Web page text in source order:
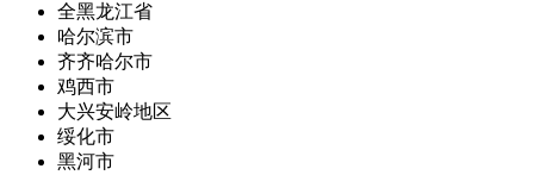
全黑龙江省
哈尔滨市
齐齐哈尔市
鸡西市
大兴安岭地区
绥化市
黑河市